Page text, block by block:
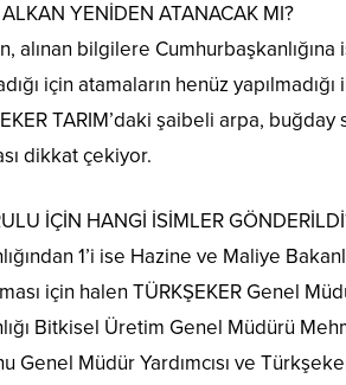
YENİDEN ATANACAK MI?
alınan bilgilere Cumhurbaşkanlığına
için atamaların henüz
TARIM’daki şaibeli arpa, buğday
dikkat çekiyor.
İÇİN HANGİ İSİMLER
1’i ise Hazine ve Maliye
için halen TÜRKŞEKER Genel
Bitkisel Üretim Genel Müdürü
Müdür Yardımcısı ve